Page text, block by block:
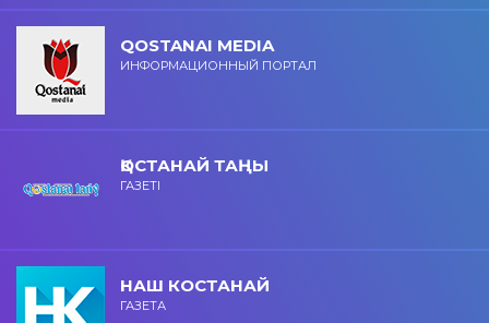
QOSTANAI MEDIA
ИНФОРМАЦИОННЫЙ ПОРТАЛ
ҚОСТАНАЙ ТАҢЫ
ГАЗЕТІ
НАШ КОСТАНАЙ
ГАЗЕТА